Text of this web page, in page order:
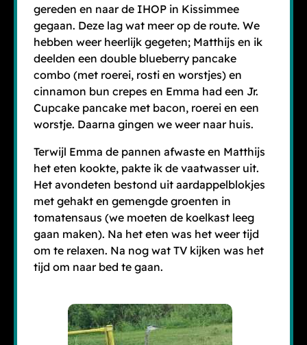
gereden en naar de IHOP in Kissimmee
gegaan. Deze lag wat meer op de route. We
hebben weer heerlijk gegeten; Matthijs en ik
deelden een double blueberry pancake
combo (met roerei, rosti en worstjes) en
cinnamon bun crepes en Emma had een Jr.
Cupcake pancake met bacon, roerei en een
worstje. Daarna gingen we weer naar huis.
Terwijl Emma de pannen afwaste en Matthijs
het eten kookte, pakte ik de vaatwasser uit.
Het avondeten bestond uit aardappelblokjes
met gehakt en gemengde groenten in
tomatensaus (we moeten de koelkast leeg
gaan maken). Na het eten was het weer tijd
om te relaxen. Na nog wat TV kijken was het
tijd om naar bed te gaan.